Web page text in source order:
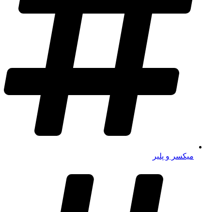
میکسر و پلیر